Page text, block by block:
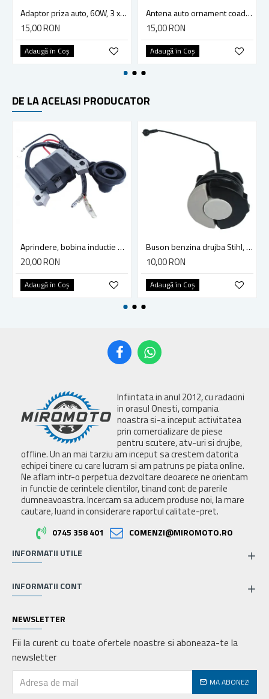
Adaptor priza auto, 60W, 3 x Soclu, cu USB, lungime cablu 70cm
15,00 RON
Adaugă în Coş
Antena auto ornament coada de rechin, culoare argintiu, fara FM
15,00 RON
Adaugă în Coş
DE LA ACELASI PRODUCATOR
Aprindere, bobina inductie motocoasa chinezeasca TL43 TL 52, Ruris Dac 210, Dac 310
20,00 RON
Adaugă în Coş
Buson benzina drujba Stihl, model cu clapeta
10,00 RON
Adaugă în Coş
Infiintata in anul 2012, cu radacini
in orasul Onesti, compania
noastra si-a inceput activitatea
prin comercializare de piese
pentru scutere, atv-uri si drujbe,
offline. Un an mai tarziu am inceput sa crestem datorita
echipei tinere cu care lucram si am patruns pe piata online.
Ne aflam intr-o perpetua dezvoltare deoarece ne orientam
in functie de cerintele clientilor, tinand cont de parerile
dumneavoastra. Incercam sa aducem produse noi, la mare
cautare, luand in considerare raportul calitate-pret.
0745 358 401
COMENZI@MIROMOTO.RO
INFORMATII UTILE
INFORMATII CONT
NEWSLETTER
Fii la curent cu toate ofertele noastre si aboneaza-te la
newsletter
MA ABONEZ!